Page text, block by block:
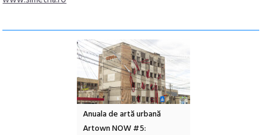
Anuala de artă urbană
Artown NOW #5: